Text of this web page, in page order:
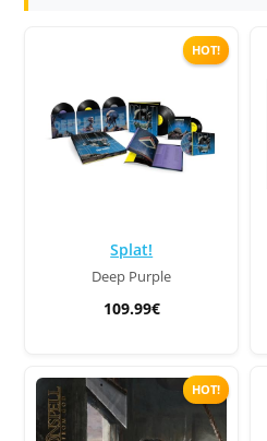
HOT!
Splat!
Deep Purple
109.99€
HOT!